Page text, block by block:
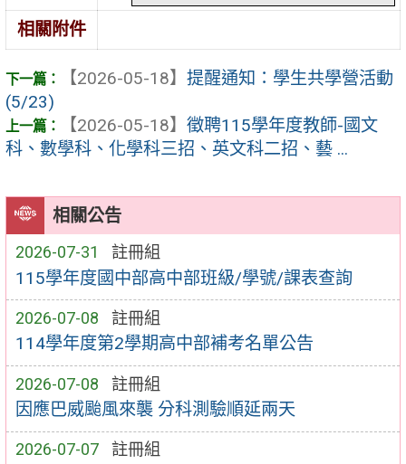
相關公告
2026-07-31 註冊組
115學年度國中部高中部班級/學號/課表查詢
2026-07-08 註冊組
114學年度第2學期高中部補考名單公告
2026-07-08 註冊組
因應巴威颱風來襲 分科測驗順延兩天
2026-07-07 註冊組
相關附件
【2026-05-18】 提醒通知：學生共學營活動
(5/23)
【2026-05-18】 徵聘115學年度教師-國文
科、數學科、化學科三招、英文科二招、藝 ...